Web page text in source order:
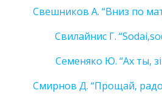
Свешников А. “Вниз по
Свилайнис Г.
Семеняко Ю. “Ах ты,
Смирнов Д. “Прощай,